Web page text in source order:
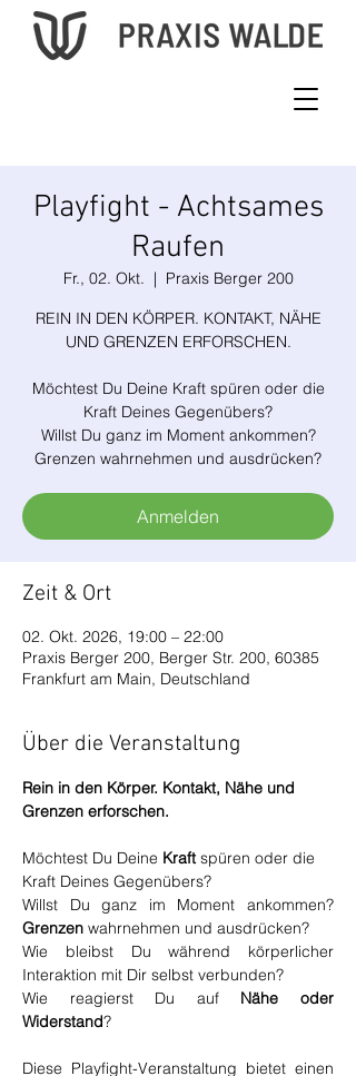
Playfight - Achtsames
Raufen
Fr., 02. Okt.
  |
Praxis Berger 200
REIN IN DEN KÖRPER. KONTAKT, NÄHE
UND GRENZEN ERFORSCHEN.
Möchtest Du Deine Kraft spüren oder die
Kraft Deines Gegenübers?
Willst Du ganz im Moment ankommen?
Grenzen wahrnehmen und ausdrücken?
Anmelden
Zeit & Ort
02. Okt. 2026, 19:00 – 22:00
Praxis Berger 200, Berger Str. 200, 60385
Frankfurt am Main, Deutschland
Über die Veranstaltung
Rein in den Körper. Kontakt, Nähe und
Grenzen erforschen.
Möchtest Du Deine Kraft spüren oder die
Kraft Deines Gegenübers?
Grenzen wahrnehmen und ausdrücken?
Wie bleibst Du während körperlicher
Interaktion mit Dir selbst verbunden?
Wie reagierst Du auf Nähe oder
Widerstand?